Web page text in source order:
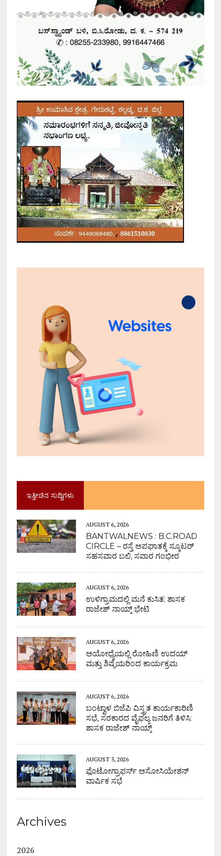
ಇತ್ತೀಚಿನ ಸುದ್ದಿಗಳು
AUGUST 6, 2026
BANTWALNEWS : B.C.ROAD
CIRCLE – ರಸ್ತೆ ಅಪಘಾತಕ್ಕೆ ಸ್ಕೂಟರ್
ಸಹಸವಾರ ಬಲಿ, ಸವಾರ ಗಂಭೀರ
AUGUST 6, 2026
ಉಳಿಗ್ರಾಮದಲ್ಲಿ ಮನೆ ಕುಸಿತ; ಶಾಸಕ
ರಾಜೇಶ್ ನಾಯ್ಕ್ ಭೇಟಿ
AUGUST 6, 2026
ಅಯೋಧ್ಯೆಯಲ್ಲಿ ರೋಹಿಣಿ ಉದಯ್
ಮತ್ತು ಶಿಷ್ಯೆಯರಿಂದ ಕಾರ್ಯಕ್ರಮ
AUGUST 6, 2026
ಬಂಟ್ವಾಳ ಬಿಜೆಪಿ ವಿಸ್ತ್ರತ ಕಾರ್ಯಕಾರಿಣಿ
ಸಭೆ, ಸರಕಾರದ ವೈಫಲ್ಯ ಜನರಿಗೆ ತಿಳಿಸಿ:
ಶಾಸಕ ರಾಜೇಶ್ ನಾಯ್ಕ್
AUGUST 5, 2026
ಫೊಟೋಗ್ರಾಫರ್ಸ್ ಅಸೋಸಿಯೇಶನ್
ವಾರ್ಷಿಕ ಸಭೆ
Archives
2026